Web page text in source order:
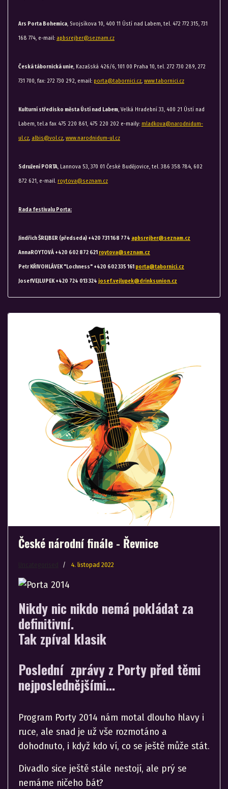
Ars Porta Bohemica, Svojsíkova 10, 400 11 Ústí nad Labem, tel. 472 772 315, 731
168 774, e-mail: apbsrejber@seznam.cz
Česká tábornická unie, Kazašská 426/6, 101 00 Praha 10, tel. 272 730 289, 272
731 700, fax: 272 730 292, email: porta@tabornici.cz, www.tabornici.cz
Kulturní středisko města Ústí nad Labem, Velká Hradební 33, 400 21 Ústí nad
Labem, tel.a fax 475 220 861, 475 220 202 e-maily: mladkova@narodnidum-
ul.cz, albis@vol.cz, www.narodnidum-ul.cz
Sdružení PORTA, Lannova 53, 370 01 České Budějovice, tel. 386 358 784, 602
872 621, e-mail. roytova@seznam.cz
Rada festivalu Porta:
Jindřich ŠREJBER (předseda) +420 731 168 774 apbsrejber@seznam.cz
AnnaROYTOVÁ +420 602 872 621 roytova@seznam.cz
Petr KŘIVOHLÁVEK "Lochness" +420 602 335 161 porta@tabornici.cz
JosefVEJLUPEK +420 724 013 324 josef.vejlupek@drinksunion.cz
České národní finále - Řevnice
4. listopad 2022
Nikdy nic nikdo nemá pokládat za
definitivní.
Tak zpíval klasik
Poslední zprávy z Porty před těmi
nejposlednějšími...
Program Porty 2014 nám motal dlouho hlavy i
ruce, ale snad je už vše rozmotáno a
dohodnuto, i když kdo ví, co se ještě může stát.
Divadlo sice ještě stále nestojí, ale prý se
nemáme ničeho bát?